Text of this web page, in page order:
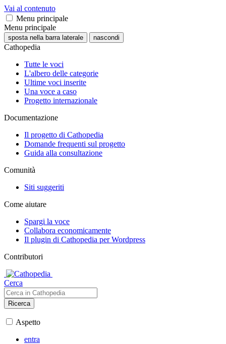
Vai al contenuto
Menu principale
Menu principale
sposta nella barra laterale nascondi
Cathopedia
Tutte le voci
L'albero delle categorie
Ultime voci inserite
Una voce a caso
Progetto internazionale
Documentazione
Il progetto di Cathopedia
Domande frequenti sul progetto
Guida alla consultazione
Comunità
Siti suggeriti
Come aiutare
Spargi la voce
Collabora economicamente
Il plugin di Cathopedia per Wordpress
Contributori
Cerca
Ricerca
Aspetto
entra